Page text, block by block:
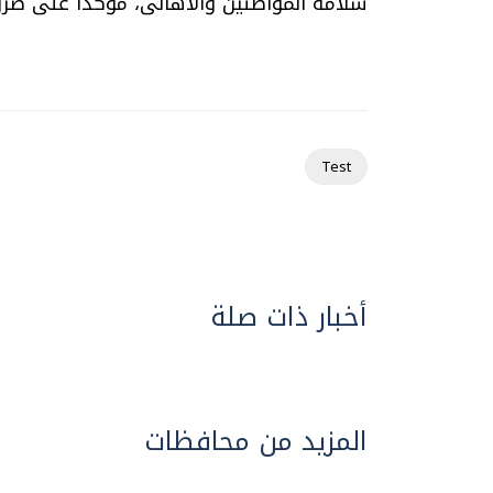
Test
أخبار ذات صلة
المزيد من محافظات